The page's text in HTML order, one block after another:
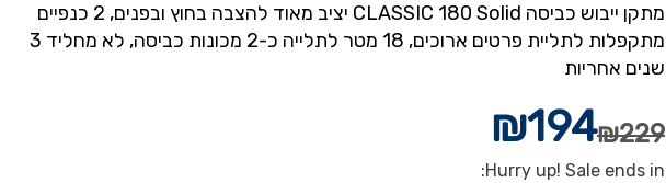
מתקן ייבוש כביסה CLASSIC 180 Solid יציב מאוד להצבה בחוץ ובפנים, 2 כנפיים
מתקפלות לתליית פרטים ארוכים, 18 מטר לתלייה כ-2 מכונות כביסה, לא מחליד 3
שנים אחריות
₪229
₪194
Hurry up! Sale ends in: